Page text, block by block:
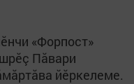
«Форпост»
Пăвари
йӗркелеме.